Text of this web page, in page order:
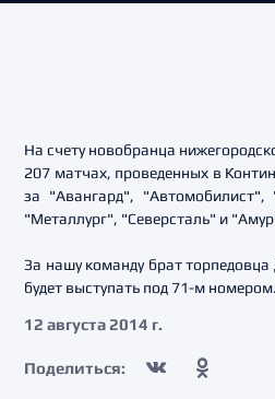
На счету новобранца
207 матчах, проведенных в
за "Авангард", "Автомобилист",
"Металлург", "Северсталь" и
За нашу команду брат
будет выступать под 71-м номером.
12 августа 2014 г.
Поделиться: